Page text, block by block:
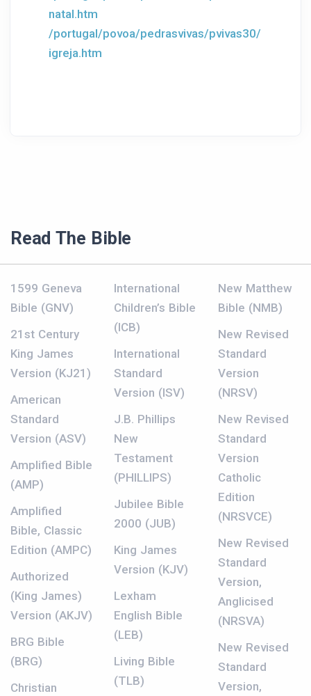
natal.htm
/portugal/povoa/pedrasvivas/pvivas30/
igreja.htm
Read The Bible
1599 Geneva
Bible (GNV)
21st Century
King James
Version (KJ21)
American
Standard
Version (ASV)
Amplified Bible
(AMP)
Amplified
Bible, Classic
Edition (AMPC)
Authorized
(King James)
Version (AKJV)
BRG Bible
(BRG)
Christian
International
Children’s Bible
(ICB)
International
Standard
Version (ISV)
J.B. Phillips
New
Testament
(PHILLIPS)
Jubilee Bible
2000 (JUB)
King James
Version (KJV)
Lexham
English Bible
(LEB)
Living Bible
(TLB)
New Matthew
Bible (NMB)
New Revised
Standard
Version
(NRSV)
New Revised
Standard
Version
Catholic
Edition
(NRSVCE)
New Revised
Standard
Version,
Anglicised
(NRSVA)
New Revised
Standard
Version,